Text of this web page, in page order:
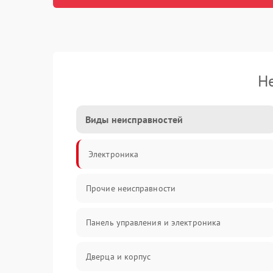
Виды неисправностей
Электроника
Прочие неисправности
Панель управления и электроника
Дверца и корпус